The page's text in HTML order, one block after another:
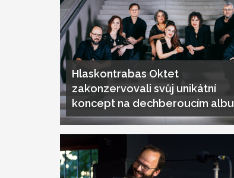
Hlaskontrabas Oktet
zakonzervovali svůj unikátní
koncept na dechberoucím albu